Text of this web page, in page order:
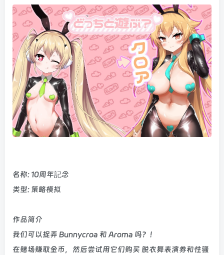
名称: 10周年記念
类型: 策略模拟
作品简介
我们可以捉弄 Bunnycroa 和 Aroma 吗？！
在赌场赚取金币，然后尝试用它们购买 脱衣舞表演券和性骚